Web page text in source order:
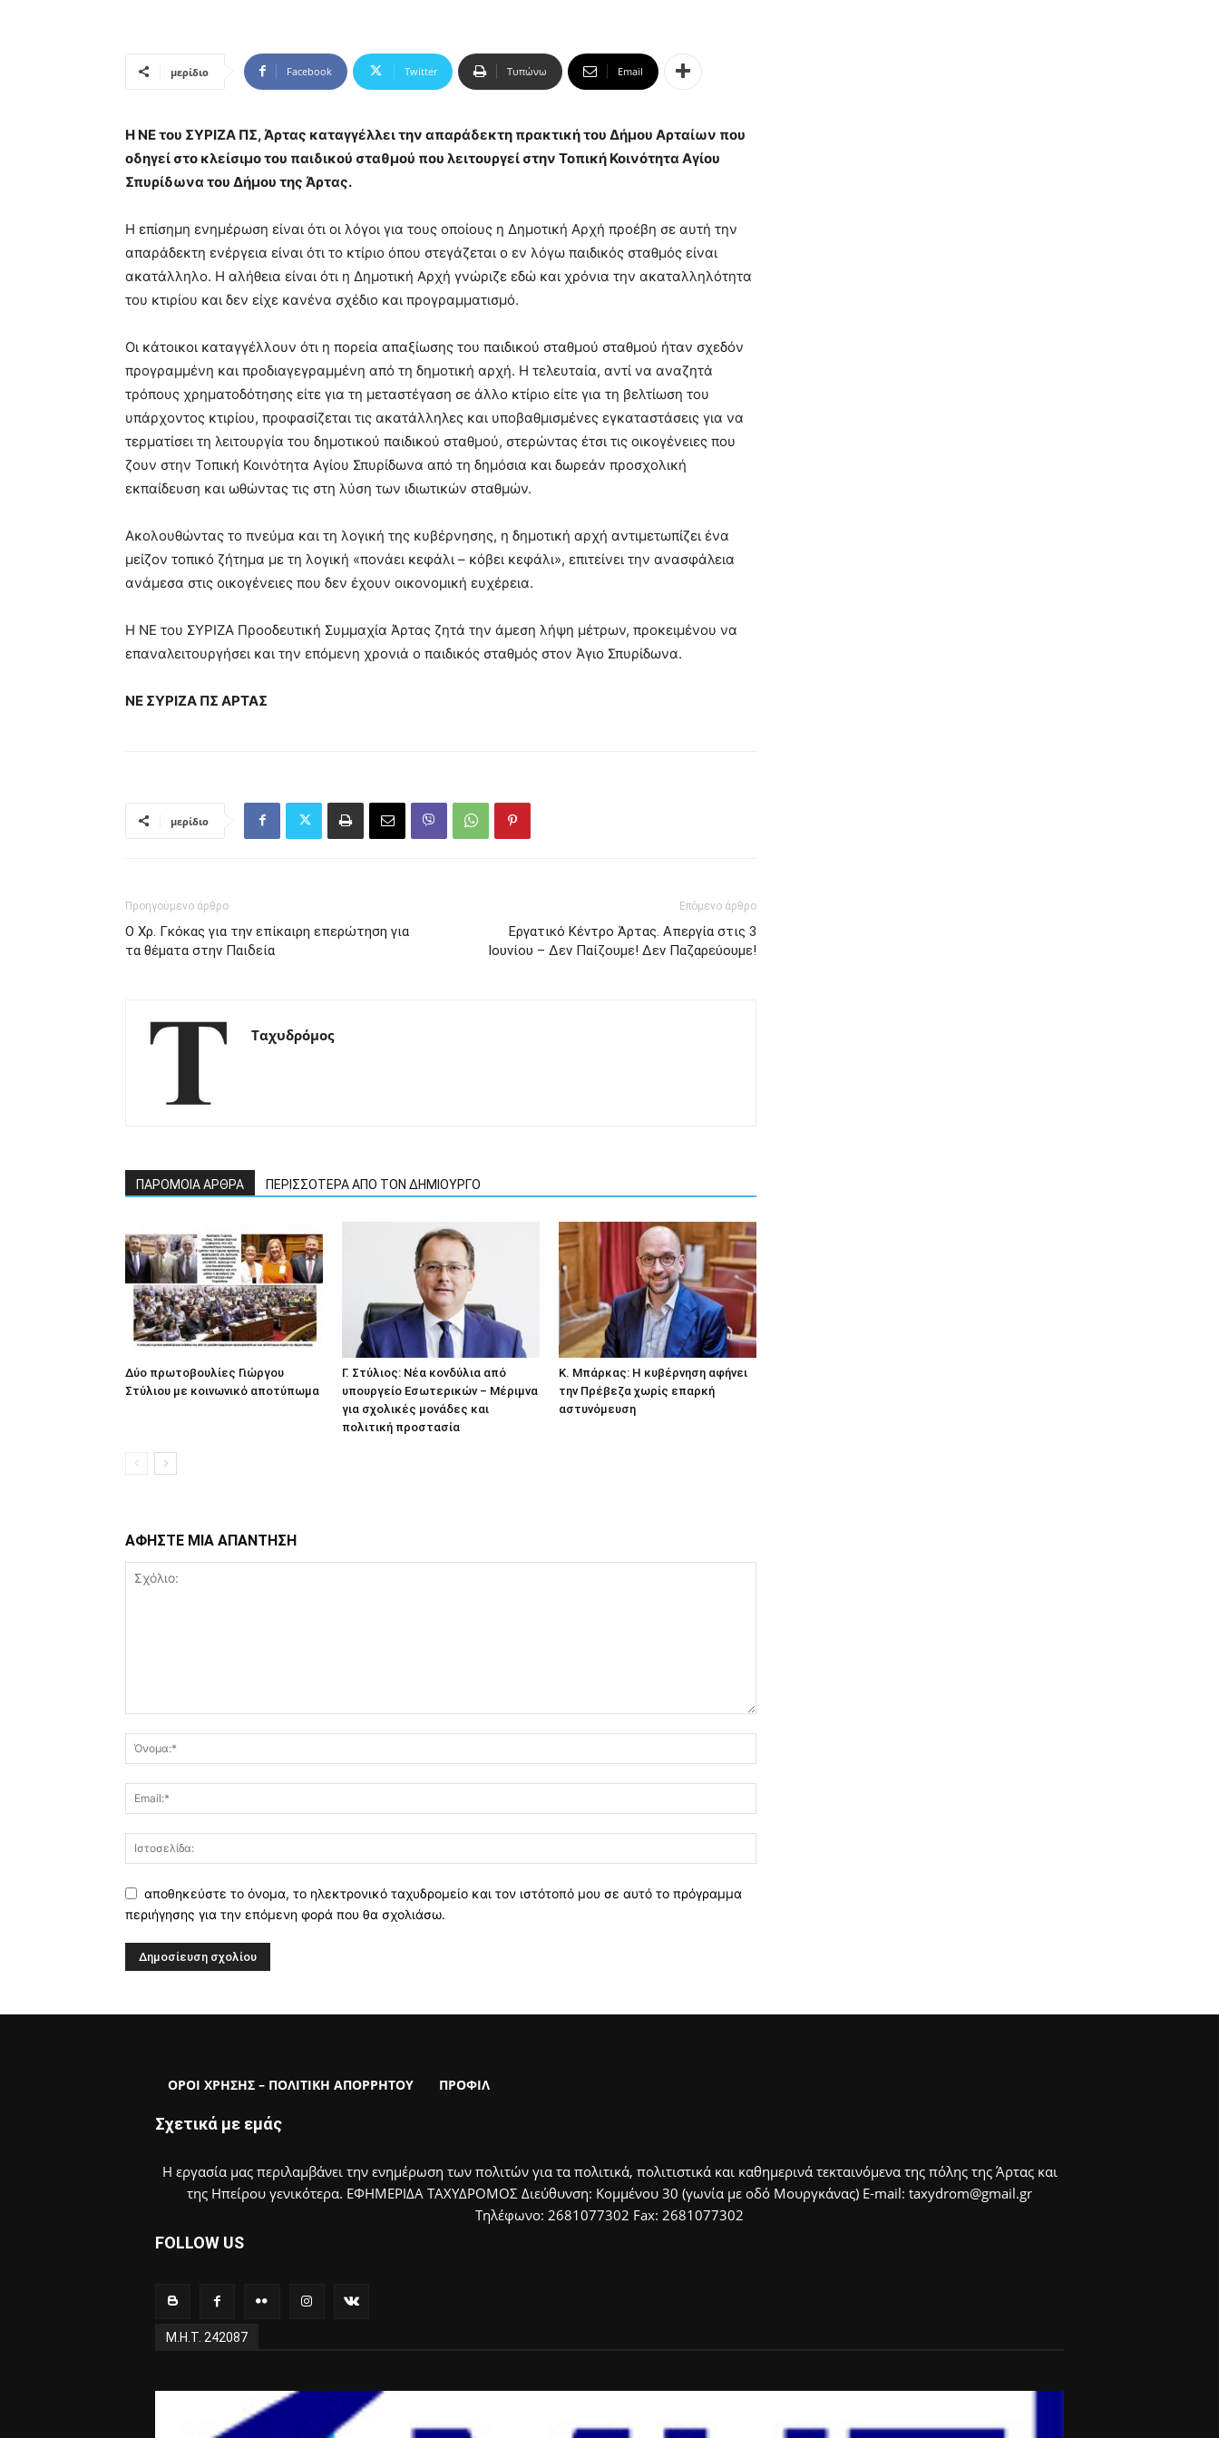
μερίδιο Facebook Twitter Τυπώνω Email
Η ΝΕ του ΣΥΡΙΖΑ ΠΣ, Άρτας καταγγέλλει την απαράδεκτη πρακτική του Δήμου Αρταίων που
οδηγεί στο κλείσιμο του παιδικού σταθμού που λειτουργεί στην Τοπική Κοινότητα Αγίου
Σπυρίδωνα του Δήμου της Άρτας.
Η επίσημη ενημέρωση είναι ότι οι λόγοι για τους οποίους η Δημοτική Αρχή προέβη σε αυτή την
απαράδεκτη ενέργεια είναι ότι το κτίριο όπου στεγάζεται ο εν λόγω παιδικός σταθμός είναι
ακατάλληλο. Η αλήθεια είναι ότι η Δημοτική Αρχή γνώριζε εδώ και χρόνια την ακαταλληλότητα
του κτιρίου και δεν είχε κανένα σχέδιο και προγραμματισμό.
Οι κάτοικοι καταγγέλλουν ότι η πορεία απαξίωσης του παιδικού σταθμού σταθμού ήταν σχεδόν
προγραμμένη και προδιαγεγραμμένη από τη δημοτική αρχή. Η τελευταία, αντί να αναζητά
τρόπους χρηματοδότησης είτε για τη μεταστέγαση σε άλλο κτίριο είτε για τη βελτίωση του
υπάρχοντος κτιρίου, προφασίζεται τις ακατάλληλες και υποβαθμισμένες εγκαταστάσεις για να
τερματίσει τη λειτουργία του δημοτικού παιδικού σταθμού, στερώντας έτσι τις οικογένειες που
ζουν στην Τοπική Κοινότητα Αγίου Σπυρίδωνα από τη δημόσια και δωρεάν προσχολική
εκπαίδευση και ωθώντας τις στη λύση των ιδιωτικών σταθμών.
Ακολουθώντας το πνεύμα και τη λογική της κυβέρνησης, η δημοτική αρχή αντιμετωπίζει ένα
μείζον τοπικό ζήτημα με τη λογική «πονάει κεφάλι – κόβει κεφάλι», επιτείνει την ανασφάλεια
ανάμεσα στις οικογένειες που δεν έχουν οικονομική ευχέρεια.
Η ΝΕ του ΣΥΡΙΖΑ Προοδευτική Συμμαχία Άρτας ζητά την άμεση λήψη μέτρων, προκειμένου να
επαναλειτουργήσει και την επόμενη χρονιά ο παιδικός σταθμός στον Άγιο Σπυρίδωνα.
ΝΕ ΣΥΡΙΖΑ ΠΣ ΑΡΤΑΣ
μερίδιο
Προηγούμενο άρθρο
Ο Χρ. Γκόκας για την επίκαιρη επερώτηση για
τα θέματα στην Παιδεία
Επόμενο άρθρο
Εργατικό Κέντρο Άρτας. Απεργία στις 3
Ιουνίου – Δεν Παίζουμε! Δεν Παζαρεύουμε!
Ταχυδρόμος
ΠΑΡΟΜΟΙΑ ΑΡΘΡΑ ΠΕΡΙΣΣΟΤΕΡΑ ΑΠΟ ΤΟΝ ΔΗΜΙΟΥΡΓΟ
Δύο πρωτοβουλίες Γιώργου
Στύλιου με κοινωνικό αποτύπωμα
Γ. Στύλιος: Νέα κονδύλια από
υπουργείο Εσωτερικών – Μέριμνα
για σχολικές μονάδες και
πολιτική προστασία
Κ. Μπάρκας: Η κυβέρνηση αφήνει
την Πρέβεζα χωρίς επαρκή
αστυνόμευση
ΑΦΗΣΤΕ ΜΙΑ ΑΠΑΝΤΗΣΗ
αποθηκεύστε το όνομα, το ηλεκτρονικό ταχυδρομείο και τον ιστότοπό μου σε αυτό το πρόγραμμα
περιήγησης για την επόμενη φορά που θα σχολιάσω.
ΟΡΟΙ ΧΡΗΣΗΣ – ΠΟΛΙΤΙΚΗ ΑΠΟΡΡΗΤΟΥ ΠΡΟΦΙΛ
Σχετικά με εμάς
Η εργασία μας περιλαμβάνει την ενημέρωση των πολιτών για τα πολιτικά, πολιτιστικά και καθημερινά τεκταινόμενα της πόλης της Άρτας και
της Ηπείρου γενικότερα. ΕΦΗΜΕΡΙΔΑ ΤΑΧΥΔΡΟΜΟΣ Διεύθυνση: Κομμένου 30 (γωνία με οδό Μουργκάνας) E-mail: taxydrom@gmail.gr
Τηλέφωνο: 2681077302 Fax: 2681077302
FOLLOW US
Μ.Η.Τ. 242087